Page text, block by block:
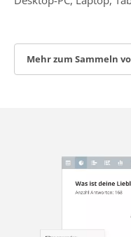
Mehr zum Sammeln